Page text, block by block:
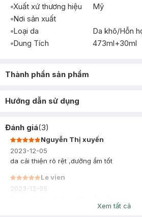
Xuất xứ thương hiệu
Mỹ
Nơi sản xuất
Loại da
Da khô/Hỗn
Dung Tích
473ml+30ml
Thành phần sản phẩm
Hướng dẫn sử dụng
Đánh giá(3)
Nguyễn Thị xuyến
2023-12-05
da cải thiện rõ rệt ,dưỡng ẩm tốt
Le vien
2023-12-05
Xem tất cả